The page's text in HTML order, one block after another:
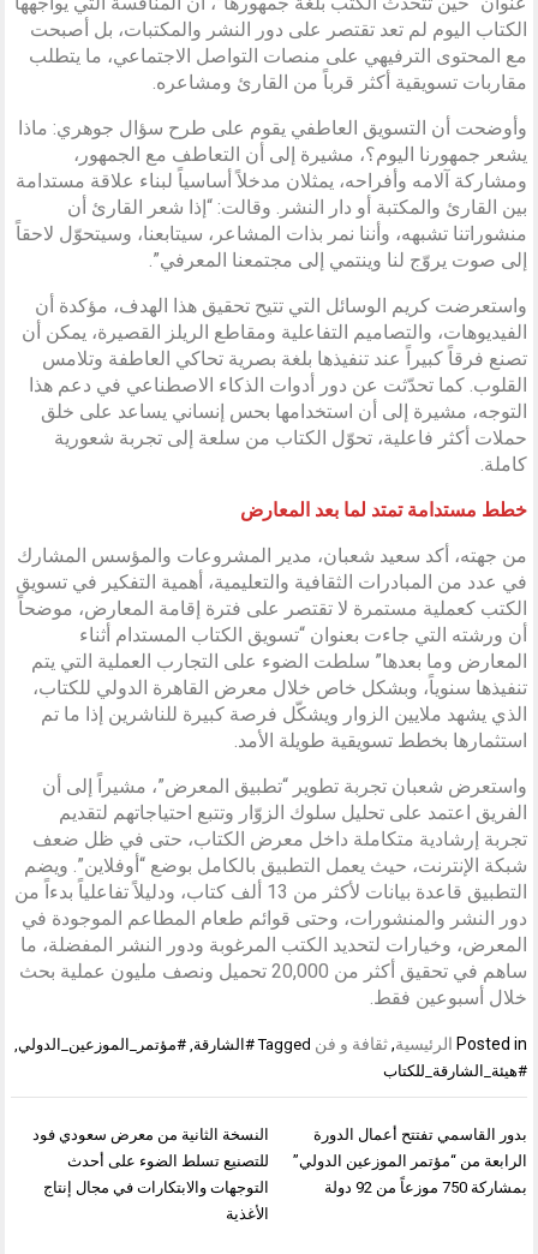
الكتاب اليوم لم تعد تقتصر على دور النشر والمكتبات، بل أصبحت
مع المحتوى الترفيهي على منصات التواصل الاجتماعي، ما يتطلب
مقاربات تسويقية أكثر قرباً من القارئ ومشاعره.
وأوضحت أن التسويق العاطفي يقوم على طرح سؤال جوهري: ماذا
يشعر جمهورنا اليوم؟، مشيرة إلى أن التعاطف مع الجمهور،
ومشاركة آلامه وأفراحه، يمثلان مدخلاً أساسياً لبناء علاقة مستدامة
بين القارئ والمكتبة أو دار النشر. وقالت: “إذا شعر القارئ أن
منشوراتنا تشبهه، وأننا نمر بذات المشاعر، سيتابعنا، وسيتحوّل لاحقاً
إلى صوت يروّج لنا وينتمي إلى مجتمعنا المعرفي”.
واستعرضت كريم الوسائل التي تتيح تحقيق هذا الهدف، مؤكدة أن
الفيديوهات، والتصاميم التفاعلية ومقاطع الريلز القصيرة، يمكن أن
تصنع فرقاً كبيراً عند تنفيذها بلغة بصرية تحاكي العاطفة وتلامس
القلوب. كما تحدّثت عن دور أدوات الذكاء الاصطناعي في دعم هذا
التوجه، مشيرة إلى أن استخدامها بحس إنساني يساعد على خلق
حملات أكثر فاعلية، تحوّل الكتاب من سلعة إلى تجربة شعورية
كاملة.
خطط مستدامة تمتد لما بعد المعارض
من جهته، أكد سعيد شعبان، مدير المشروعات والمؤسس المشارك
في عدد من المبادرات الثقافية والتعليمية، أهمية التفكير في تسويق
الكتب كعملية مستمرة لا تقتصر على فترة إقامة المعارض، موضحاً
أن ورشته التي جاءت بعنوان “تسويق الكتاب المستدام أثناء
المعارض وما بعدها” سلطت الضوء على التجارب العملية التي يتم
تنفيذها سنوياً، وبشكل خاص خلال معرض القاهرة الدولي للكتاب،
الذي يشهد ملايين الزوار ويشكّل فرصة كبيرة للناشرين إذا ما تم
استثمارها بخطط تسويقية طويلة الأمد.
واستعرض شعبان تجربة تطوير “تطبيق المعرض”، مشيراً إلى أن
الفريق اعتمد على تحليل سلوك الزوّار وتتبع احتياجاتهم لتقديم
تجربة إرشادية متكاملة داخل معرض الكتاب، حتى في ظل ضعف
شبكة الإنترنت، حيث يعمل التطبيق بالكامل بوضع “أوفلاين”. ويضم
التطبيق قاعدة بيانات لأكثر من 13 ألف كتاب، ودليلاً تفاعلياً بدءاً من
دور النشر والمنشورات، وحتى قوائم طعام المطاعم الموجودة في
المعرض، وخيارات لتحديد الكتب المرغوبة ودور النشر المفضلة، ما
ساهم في تحقيق أكثر من 20,000 تحميل ونصف مليون عملية بحث
خلال أسبوعين فقط.
Posted in الرئيسية,ثقافة و فن Tagged #الشارقة,#مؤتمر_الموزعين_الدولي,
#هيئة_الشارقة_للكتاب
تصفّح
المقالات
النسخة الثانية من معرض سعودي فود
للتصنيع تسلط الضوء على أحدث
التوجهات والابتكارات في مجال إنتاج
الأغذية
بدور القاسمي تفتتح أعمال الدورة
الرابعة من “مؤتمر الموزعين الدولي”
بمشاركة 750 موزعاً من 92 دولة